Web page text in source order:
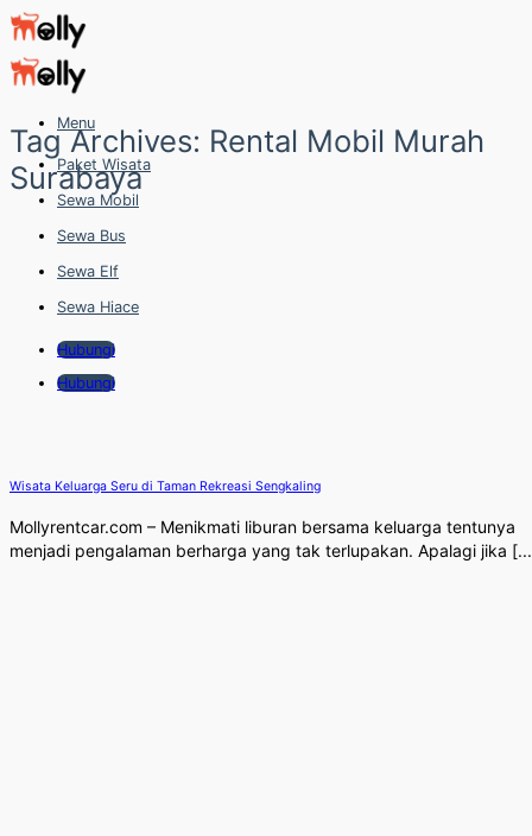
Skip
to
content
Menu
Paket Wisata
Sewa Mobil
Sewa Bus
Sewa Elf
Sewa Hiace
Hubungi
Hubungi
Tag Archives: Rental Mobil Murah
Surabaya
Wisata Keluarga Seru di Taman Rekreasi Sengkaling
Mollyrentcar.com – Menikmati liburan bersama keluarga tentunya
menjadi pengalaman berharga yang tak terlupakan. Apalagi jika